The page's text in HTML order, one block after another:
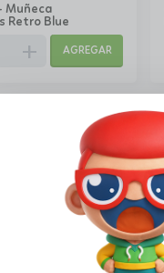
Muñeca
Retro Blue
add AGREGAR